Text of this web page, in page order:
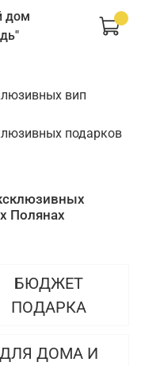
дом
вип
подарков
Полянах
БЮДЖЕТ
ПОДАРКА
ДЛЯ ДОМА И